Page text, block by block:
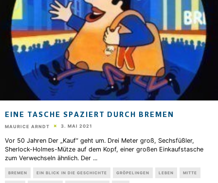
EINE TASCHE SPAZIERT DURCH BREMEN
MAURICE ARNDT 3. MAI 2021
Vor 50 Jahren Der „Kauf“ geht um. Drei Meter groß, Sechsfüßler,
Sherlock-Holmes-Mütze auf dem Kopf, einer großen Einkaufstasche
zum Verwechseln ähnlich. Der ...
BREMEN EIN BLICK IN DIE GESCHICHTE GRÖPELINGEN LEBEN MITTE